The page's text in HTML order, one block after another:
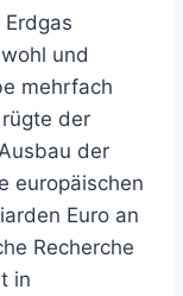
und
mehrfach
der
der
europäischen
Euro an
Recherche
in